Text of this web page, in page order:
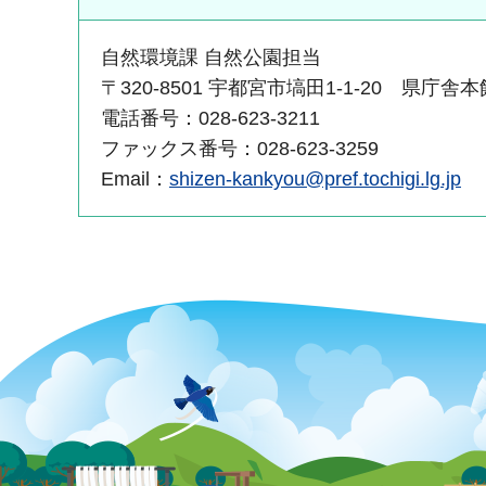
自然環境課 自然公園担当
〒320-8501 宇都宮市塙田1-1-20 県庁舎本
電話番号：028-623-3211
ファックス番号：028-623-3259
Email： shizen-kankyou@pref.tochigi.lg.jp